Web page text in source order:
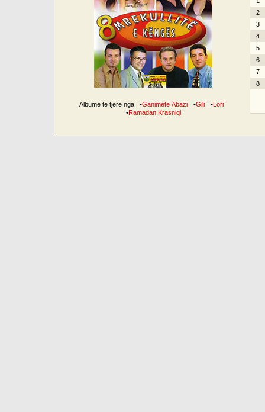
Albume të tjerë nga •Ganimete Abazi •Gili •Lori
•Ramadan Krasniqi
2
3
4
5
6
7
8